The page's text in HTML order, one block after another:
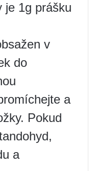
je 1g prášku
v
do
a
Pokud
a